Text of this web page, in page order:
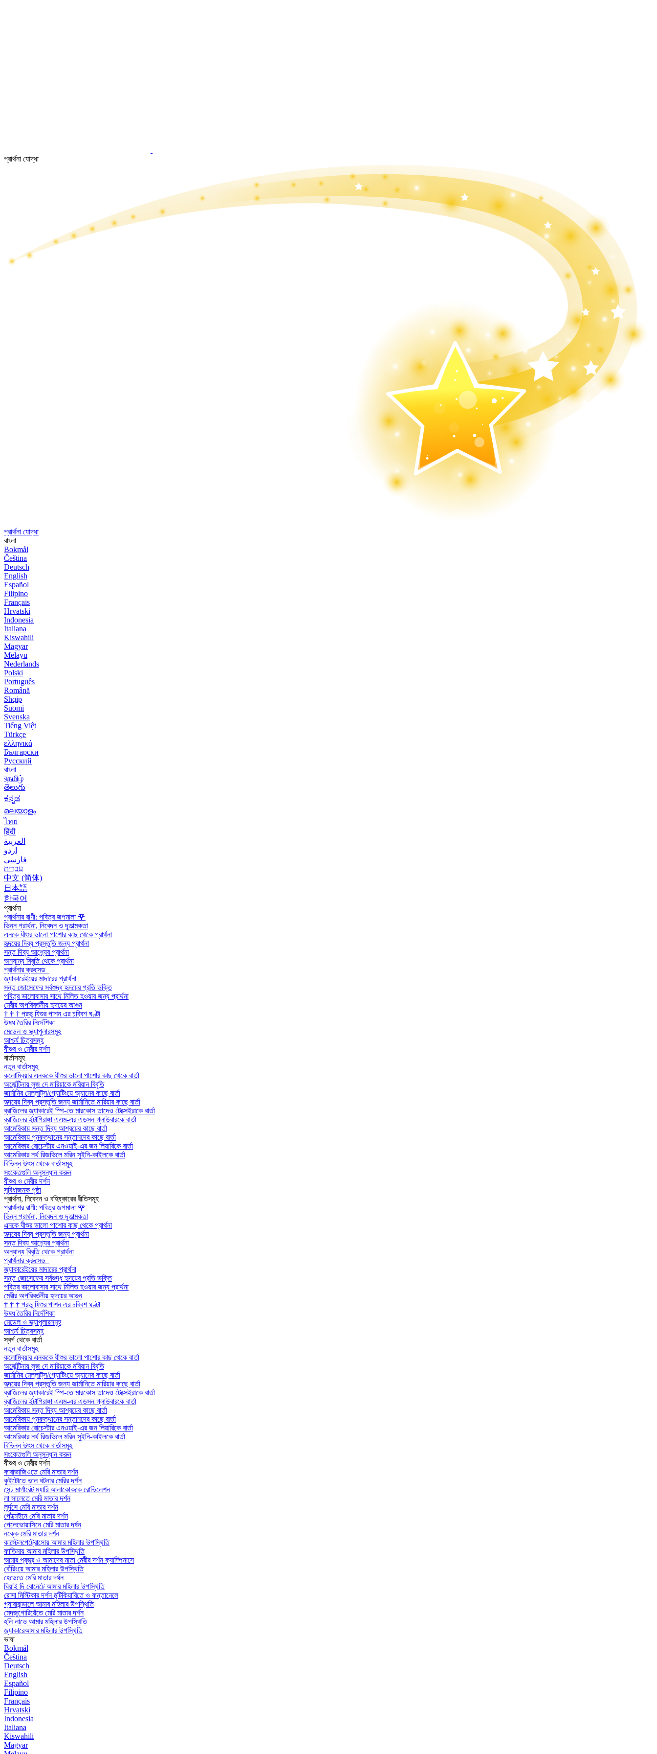
প্রার্থনা যোদ্ধা
প্রার্থনা যোদ্ধা
বাংলা
Bokmål
Čeština
Deutsch
English
Español
Filipino
Français
Hrvatski
Indonesia
Italiana
Kiswahili
Magyar
Melayu
Nederlands
Polski
Português
Română
Shqip
Suomi
Svenska
Tiếng Việt
Türkçe
ελληνικά
Български
Русский
বাংলা
বதமிழ்
తెలుగు
ಕನ್ನಡ
മലയാളം
ไทย
हिंदी
العربية
اردو
فارسی
עִברִית
中文 (简体)
日本語
한국어
প্রার্থনা
প্রার্থনার রাণী: পবিত্র জপমালা 🌹
ভিন্ন প্রার্থনা, নিবেদন ও দূতাত্মকতা
এনকে যীশুর ভালো পাশোর কাছ থেকে প্রার্থনা
হৃদয়ের দিব্য প্রস্তুতি জন্য প্রার্থনা
সন্ত দিব্য আশ্র্যের প্রার্থনা
অন্যান্য বিবৃতি থেকে প্রার্থনা
প্রার্থনার ক্রুসেড
জ্যাকারেইয়ের মাদারের প্রার্থনা
সন্ত জোসেফের সর্বশুদ্ধ হৃদয়ের প্রতি ভক্তি
পবিত্র ভালোবাসার সাথে মিলিত হওয়ার জন্য প্রার্থনা
মেরীর অপরিবর্তনীয় হৃদয়ের আগুন
† † † প্রভু যিশুর পাশন এর চব্বিশ ঘণ্টা
উষধ তৈরির নির্দেশিকা
মেডেল ও স্ক্যাপুলারসমূহ
আশ্চর্য চিত্রসমূহ
যীশুর ও মেরীর দর্শন
বার্তাসমূহ
নতুন বার্তাসমূহ
কলোম্বিয়ার এনককে যীশুর ভালো পাশোর কাছ থেকে বার্তা
অর্জেন্টিনায় লুজ দে মারিয়াকে মরিয়ান বিবৃতি
জার্মানির মেল্লাট্‌স/গ্যোটিংয়ে অ্যানের কাছে বার্তা
হৃদয়ের দিব্য প্রস্তুতি জন্য জার্মানিতে মারিয়ার কাছে বার্তা
ব্রাজিলের জ্যাকারেই স্পি-তে মারকোস তাদেও টেক্সেইরাকে বার্তা
ব্রাজিলের ইটাপিরাঙ্গা এএম-এর এডসন গ্লাউবারকে বার্তা
আমেরিকায় সন্ত দিব্য আশ্রয়ের কাছে বার্তা
আমেরিকায় পুনরুত্থানের সন্তানদের কাছে বার্তা
আমেরিকার রোচেস্টার এনওয়াই-এর জন লিয়ারিকে বার্তা
আমেরিকার নর্থ রিজভিলে মরিন সুইনি-কাইলকে বার্তা
বিভিন্ন উৎস থেকে বার্তাসমূহ
সংকেতগুলি অনুসন্ধান করুন
যীশুর ও মেরীর দর্শন
সুবিধাজনক পৃষ্ঠা
প্রার্থনা, নিবেদন ও বহিষ্কারের রীতিসমূহ
প্রার্থনার রাণী: পবিত্র জপমালা 🌹
ভিন্ন প্রার্থনা, নিবেদন ও দূতাত্মকতা
এনকে যীশুর ভালো পাশোর কাছ থেকে প্রার্থনা
হৃদয়ের দিব্য প্রস্তুতি জন্য প্রার্থনা
সন্ত দিব্য আশ্র্যের প্রার্থনা
অন্যান্য বিবৃতি থেকে প্রার্থনা
প্রার্থনার ক্রুসেড
জ্যাকারেইয়ের মাদারের প্রার্থনা
সন্ত জোসেফের সর্বশুদ্ধ হৃদয়ের প্রতি ভক্তি
পবিত্র ভালোবাসার সাথে মিলিত হওয়ার জন্য প্রার্থনা
মেরীর অপরিবর্তনীয় হৃদয়ের আগুন
† † † প্রভু যিশুর পাশন এর চব্বিশ ঘণ্টা
উষধ তৈরির নির্দেশিকা
মেডেল ও স্ক্যাপুলারসমূহ
আশ্চর্য চিত্রসমূহ
স্বর্গ থেকে বার্তা
নতুন বার্তাসমূহ
কলোম্বিয়ার এনককে যীশুর ভালো পাশোর কাছ থেকে বার্তা
অর্জেন্টিনায় লুজ দে মারিয়াকে মরিয়ান বিবৃতি
জার্মানির মেল্লাট্‌স/গ্যোটিংয়ে অ্যানের কাছে বার্তা
হৃদয়ের দিব্য প্রস্তুতি জন্য জার্মানিতে মারিয়ার কাছে বার্তা
ব্রাজিলের জ্যাকারেই স্পি-তে মারকোস তাদেও টেক্সেইরাকে বার্তা
ব্রাজিলের ইটাপিরাঙ্গা এএম-এর এডসন গ্লাউবারকে বার্তা
আমেরিকায় সন্ত দিব্য আশ্রয়ের কাছে বার্তা
আমেরিকায় পুনরুত্থানের সন্তানদের কাছে বার্তা
আমেরিকার রোচেস্টার এনওয়াই-এর জন লিয়ারিকে বার্তা
আমেরিকার নর্থ রিজভিলে মরিন সুইনি-কাইলকে বার্তা
বিভিন্ন উৎস থেকে বার্তাসমূহ
সংকেতগুলি অনুসন্ধান করুন
যীশুর ও মেরীর দর্শন
কারাভাজিওতে মেরি মাতার দর্শন
কুইটোতে ভাল ঘটনার মেরির দর্শন
সেন্ট মার্গারেট ম্যারি আলাকোককে রোভিলেশন
লা সালেতে মেরি মাতার দর্শন
লুর্দসে মেরি মাতার দর্শন
পোঁত্মেইনে মেরি মাতার দর্শন
পেলেভোয়াসিনে মেরি মাতার দর্ষন
নক্কে মেরি মাতার দর্শন
কাস্টেলপেট্রোসোয় আমার মহিলার উপস্থিতি
ফাতিমায় আমার মহিলার উপস্থিতি
আমার প্রভুর ও আমাদের মাতা মেরীর দর্শন ক্যাম্পিনাসে
বোঁরিংয়ে আমার মহিলার উপস্থিতি
হেডেতে মেরি মাতার দর্ষন
ঘিয়াই দি বোনেটে আমার মহিলার উপস্থিতি
রোসা মিস্টিকার দর্শন মন্টিকিয়ারিতে ও ফন্তানেলে
গ্যারাবান্ডালে আমার মহিলার উপস্থিতি
মেদজুগোরিয়েঁতে মেরি মাতার দর্শন
হলি লাভে আমার মহিলার উপস্থিতি
জ্যাকারেআমার মহিলার উপস্থিতি
ভাষা
Bokmål
Čeština
Deutsch
English
Español
Filipino
Français
Hrvatski
Indonesia
Italiana
Kiswahili
Magyar